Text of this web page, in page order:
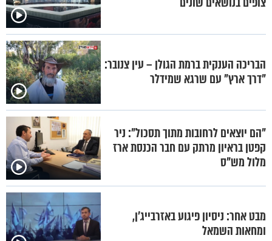
הבריכה הענקית ברמת הגולן – עין צנובר:
"דרך ארץ" עם שרגא שמידלר
"הם יוצאים לרחובות מתוך תסכול": ניר
קפטן בראיון מרתק עם חבר הכנסת ארז
מלול מש"ס
מבט אחר: ניסיון פיגוע באזרבייג'ן,
ומחאות השמאל